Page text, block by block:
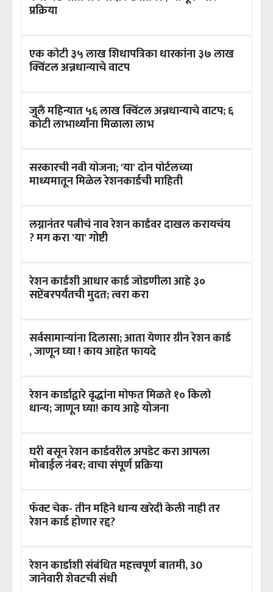
प्रक्रिया
एक कोटी ३५ लाख शिधापत्रिका धारकांना ३७ लाख
क्विंटल अन्नधान्याचे वाटप
जुलै महिन्यात ५६ लाख क्विंटल अन्नधान्याचे वाटप; ६
कोटी लाभार्थ्यांना मिळाला लाभ
सरकारची नवी योजना; 'या' दोन पोर्टलच्या
माध्यमातून मिळेल रेशनकार्डची माहिती
लग्नानंतर पत्नीचं नाव रेशन कार्डवर दाखल करायचंय
? मग करा 'या' गोष्टी
रेशन कार्डशी आधार कार्ड जोडणीला आहे ३०
सप्टेंबरपर्यंतची मुदत; त्वरा करा
सर्वसामान्यांना दिलासा; आता येणार ग्रीन रेशन कार्ड
, जाणून घ्या ! काय आहेत फायदे
रेशन कार्डाद्वारे वृद्धांना मोफत मिळते १० किलो
धान्य; जाणून घ्या! काय आहे योजना
घरी बसून रेशन कार्डवरील अपडेट करा आपला
मोबाईल नंबर; वाचा संपूर्ण प्रक्रिया
फॅक्ट चेक- तीन महिने धान्य खरेदी केली नाही तर
रेशन कार्ड होणार रद्द?
रेशन कार्डाशी संबंधित महत्त्वपूर्ण बातमी, 30
जानेवारी शेवटची संधी